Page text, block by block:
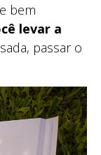
bem
levar a
passar o